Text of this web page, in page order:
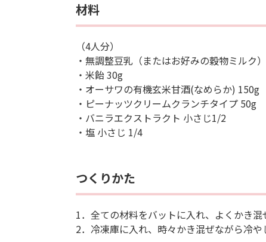
材料
（4人分）
・無調整豆乳（またはお好みの穀物ミルク
・米飴 30g
・オーサワの有機玄米甘酒(なめらか) 150g
・ピーナッツクリームクランチタイプ 50g
・バニラエクストラクト 小さじ1/2
・塩 小さじ 1/4
つくりかた
1．全ての材料をバットに入れ、よくかき混
2．冷凍庫に入れ、時々かき混ぜながら冷や